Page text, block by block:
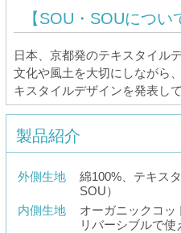
【SOU・SOUについ
日本、京都発のテキスタイル
文化や風土を大切にしながら
キスタイルデザインを発表して
製品紹介
外側生地
綿100%、テキス
SOU）
内側生地
オーガニックコ
リバーシブルで使